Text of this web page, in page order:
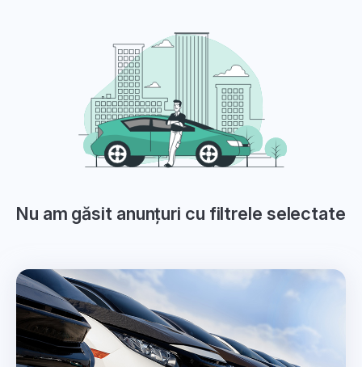
Nu am găsit anunțuri cu filtrele selectate